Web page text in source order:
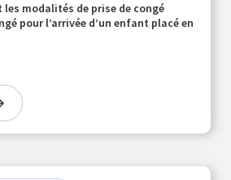
modalités de prise de congé
pour l’arrivée d’un enfant placé en